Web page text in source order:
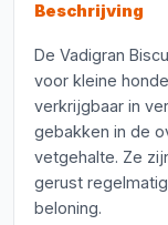
Beschrijving
De Vadigran
voor kleine
verkrijgbaar in
gebakken in de
vetgehalte. Ze
gerust
beloning.